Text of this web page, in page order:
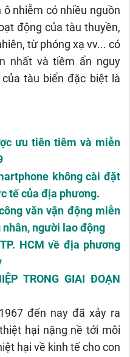
nhiễm có nhiều nguồn
động của tàu thuyền,
từ phóng xạ vv... có
nhất và tiềm ẩn nguy
tàu biển đặc biệt là
ưu tiên tiêm và miễn
không cài đặt
tế của địa phương.
văn vận động miễn
người lao động
HCM về địa phương
TRONG GIAI ĐOẠN
đến nay đã xảy ra
hại nặng nề tới môi
hại về kinh tế cho con